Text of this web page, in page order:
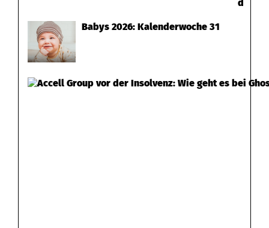
d
Babys 2026: Kalenderwoche 31